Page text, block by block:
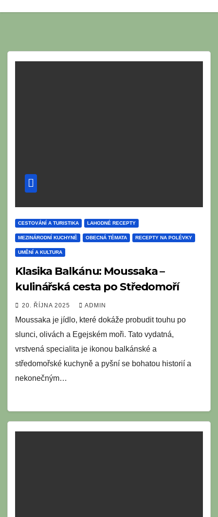
CESTOVÁNÍ A TURISTIKA LAHODNÉ RECEPTY
MEZINÁRODNÍ KUCHYNĚ OBECNÁ TÉMATA RECEPTY NA POLÉVKY
UMĚNÍ A KULTURA
Klasika Balkánu: Moussaka –
kulinářská cesta po Středomoří
20. ŘÍJNA 2025 ADMIN
Moussaka je jídlo, které dokáže probudit touhu po
slunci, olivách a Egejském moři. Tato vydatná,
vrstvená specialita je ikonou balkánské a
středomořské kuchyně a pyšní se bohatou historií a
nekonečným…